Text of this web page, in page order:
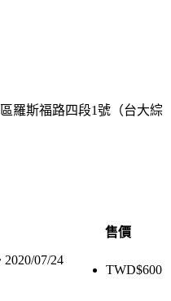
區羅斯福路四段1號（台大綜
售價
2020/07/24
TWD$600